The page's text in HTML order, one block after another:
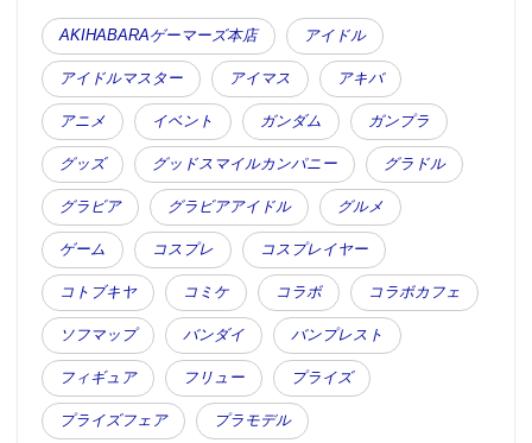
AKIHABARAゲーマーズ本店 アイドル
アイドルマスター アイマス アキバ
アニメ イベント ガンダム ガンプラ
グッズ グッドスマイルカンパニー グラドル
グラビア グラビアアイドル グルメ
ゲーム コスプレ コスプレイヤー
コトブキヤ コミケ コラボ コラボカフェ
ソフマップ バンダイ バンプレスト
フィギュア フリュー プライズ
プライズフェア プラモデル